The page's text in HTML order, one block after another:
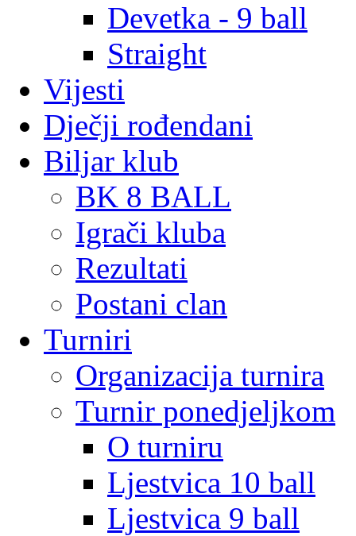
Devetka - 9 ball
Straight
Vijesti
Dječji rođendani
Biljar klub
BK 8 BALL
Igrači kluba
Rezultati
Postani clan
Turniri
Organizacija turnira
Turnir ponedjeljkom
O turniru
Ljestvica 10 ball
Ljestvica 9 ball